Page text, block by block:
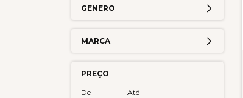
GENERO
MARCA
PREÇO
De Até